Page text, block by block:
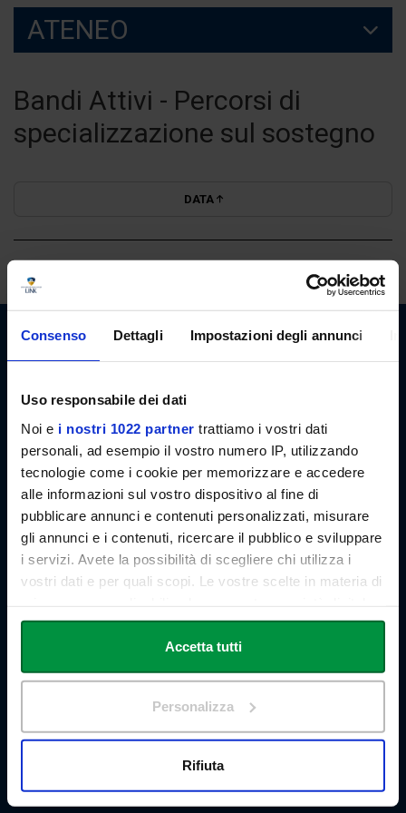
Consenso Dettagli Impostazioni degli annunci
Uso responsabile dei dati
Noi e i nostri 1022 partner trattiamo i vostri dati
personali, ad esempio il vostro numero IP, utilizzando
tecnologie come i cookie per memorizzare e accedere
alle informazioni sul vostro dispositivo al fine di
pubblicare annunci e contenuti personalizzati, misurare
gli annunci e i contenuti, ricercare il pubblico e sviluppare
i servizi. Avete la possibilità di scegliere chi utilizza i
vostri dati e per quali scopi. Le vostre scelte in materia di
in cui avete effettuato le vostre scelte. È possibile
modificare o revocare il proprio consenso in qualsiasi
momento dalla Dichiarazione sui cookie o facendo clic
Con il tuo consenso, vorremmo anche:
raccogliere informazioni sulla tua posizione
Accetta tutti
Personalizza
Rifiuta
ATENEO
Bandi Attivi - Percorsi di
specializzazione sul sostegno
DATA
Link Campus University
Via del Casale di San Pio V, 44
P. IVA: 11933781004
Email:info@unilink.it
Tel:+39 06 3400 6000
Email Orientamento:orientamento@unilink.it
SHORTCUTS
Docenti
Statuto e Regolamenti
Ricerca
Brand Identity